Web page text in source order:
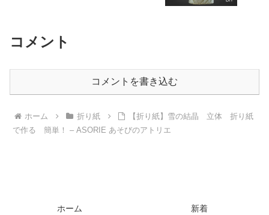
コメント
コメントを書き込む
ホーム 折り紙
【折り紙】雪の結晶 立体 折り紙
で作る 簡単！ – ASORIE あそびのアトリエ
ホーム 新着